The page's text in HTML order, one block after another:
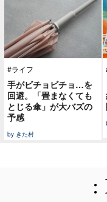
#ライフ
手がビチョビチョ…を
回避。「畳まなくても
とじる傘」が大バズの
予感
by きた村
: